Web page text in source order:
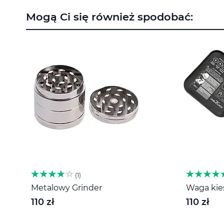
początek
galerii
Mogą Ci się również spodobać:
1
Metalowy Grinder
110 zł
Waga
110 zł